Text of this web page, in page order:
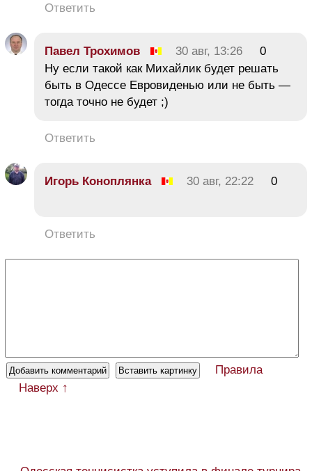
Ответить
Павел Трохимов 30 авг, 13:26
0
Ну если такой как Михайлик будет решать
быть в Одессе Евровиденью или не быть —
тогда точно не будет ;)
Ответить
Игорь Коноплянка 30 авг, 22:22 0
Ответить
Правила
Наверх ↑